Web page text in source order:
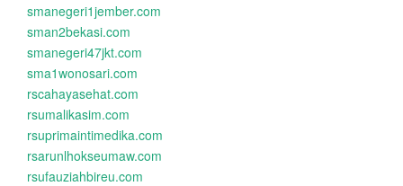
smanegeri1jember.com
sman2bekasi.com
smanegeri47jkt.com
sma1wonosari.com
rscahayasehat.com
rsumalikasim.com
rsuprimaintimedika.com
rsarunlhokseumaw.com
rsufauziahbireu.com